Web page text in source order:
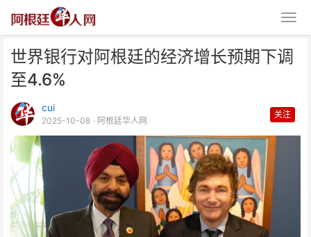
世界银行对阿根廷的经济增长预期下调
至4.6%
cui
2025-10-08 · 阿根廷华人网
关注
世界银行对阿根廷的经济增长预期
下调至4.6%